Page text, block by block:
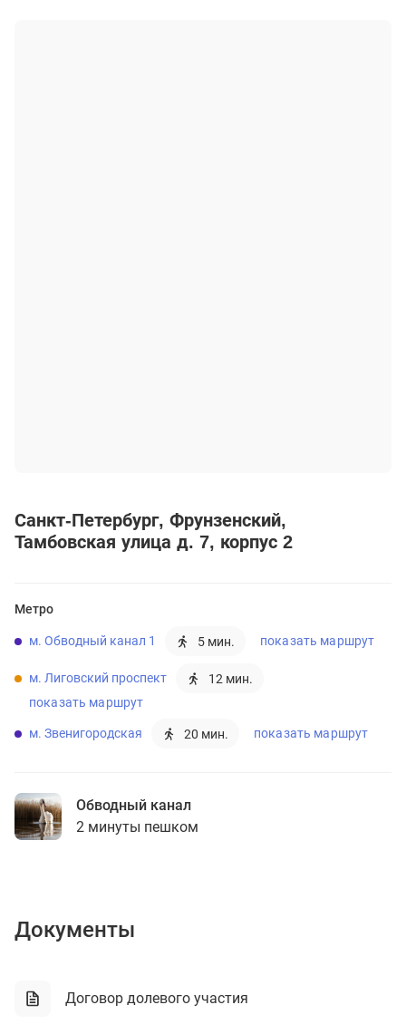
Санкт-Петербург Фрунзенский
Тамбовская улица д. 7, корпус 2
Метро
м. Обводный канал 1 5 мин. показать маршрут
м. Лиговский проспект
12 мин.
показать маршрут
м. Звенигородская 20 мин. показать маршрут
Обводный канал
2 минуты пешком
Документы
Договор долевого участия